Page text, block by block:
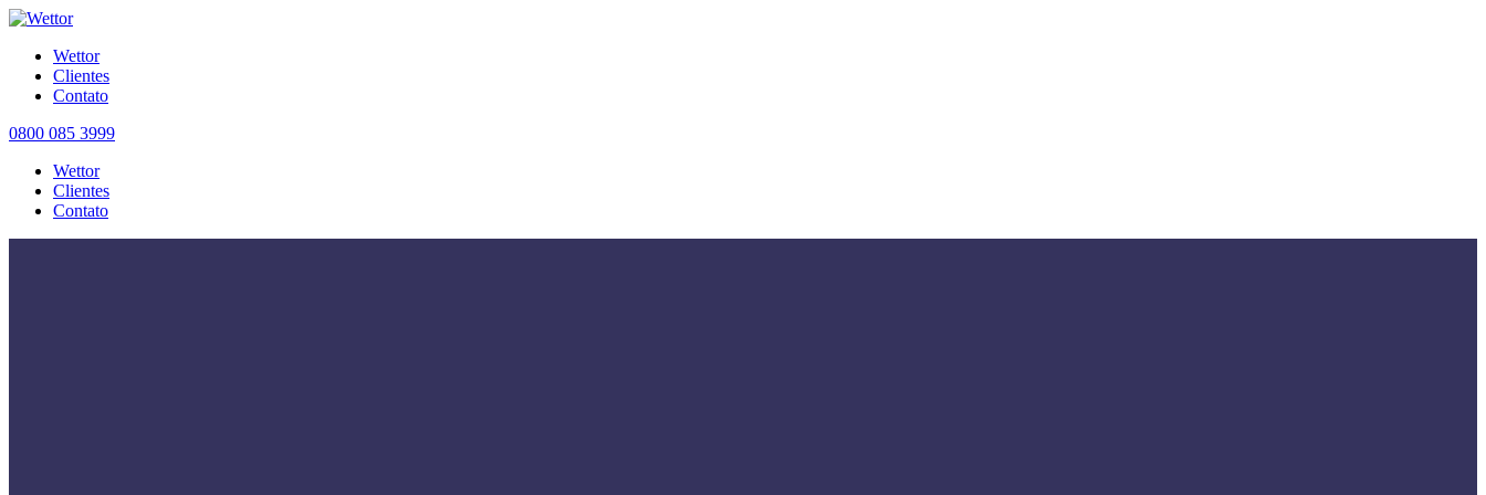
Wettor
Clientes
Contato
0800 085 3999
Wettor
Clientes
Contato